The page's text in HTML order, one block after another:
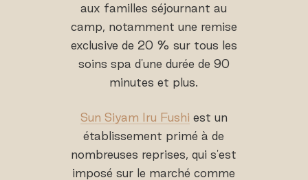
aux familles séjournant au
camp, notamment une remise
exclusive de 20 % sur tous les
soins spa d'une durée de 90
minutes et plus.
Sun Siyam Iru Fushi est un
établissement primé à de
nombreuses reprises, qui s'est
imposé sur le marché comme